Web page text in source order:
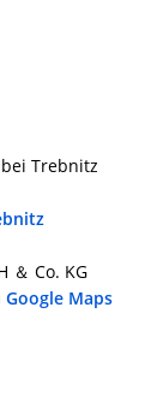
Trebnitz
＆ Co. KG
Google Maps